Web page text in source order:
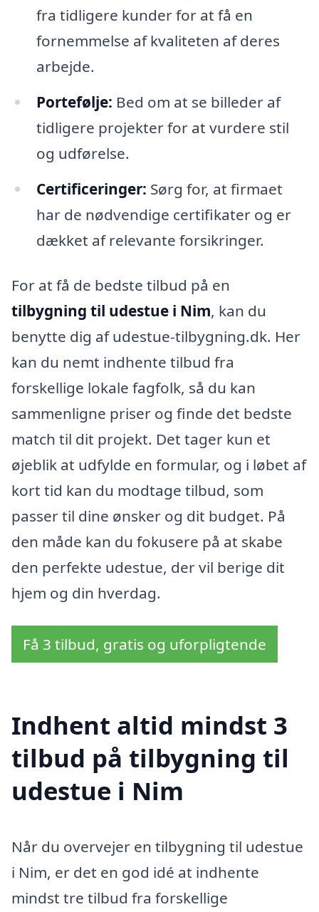
fra tidligere kunder for at få en
fornemmelse af kvaliteten af deres
arbejde.
Portefølje: Bed om at se billeder af
tidligere projekter for at vurdere stil
og udførelse.
Certificeringer: Sørg for, at firmaet
har de nødvendige certifikater og er
dækket af relevante forsikringer.
For at få de bedste tilbud på en
tilbygning til udestue i Nim, kan du
benytte dig af udestue-tilbygning.dk. Her
kan du nemt indhente tilbud fra
forskellige lokale fagfolk, så du kan
sammenligne priser og finde det bedste
match til dit projekt. Det tager kun et
øjeblik at udfylde en formular, og i løbet af
kort tid kan du modtage tilbud, som
passer til dine ønsker og dit budget. På
den måde kan du fokusere på at skabe
den perfekte udestue, der vil berige dit
hjem og din hverdag.
Få 3 tilbud, gratis og uforpligtende
Indhent altid mindst 3
tilbud på tilbygning til
udestue i Nim
Når du overvejer en tilbygning til udestue
i Nim, er det en god idé at indhente
mindst tre tilbud fra forskellige